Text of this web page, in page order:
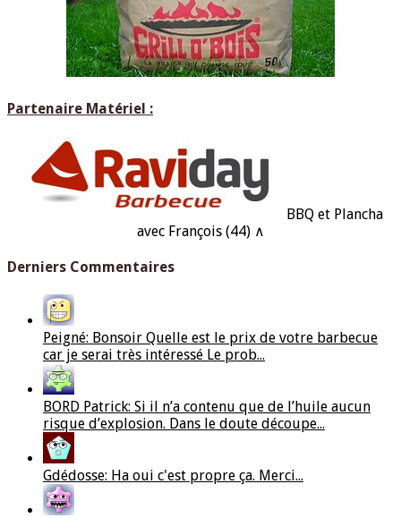
Partenaire Matériel :
BBQ et Plancha
avec François (44) ∧
Derniers Commentaires
Peigné: Bonsoir Quelle est le prix de votre barbecue
car je serai très intéressé Le prob...
BORD Patrick: Si il n’a contenu que de l’huile aucun
risque d’explosion. Dans le doute découpe...
Gdédosse: Ha oui c'est propre ça. Merci...